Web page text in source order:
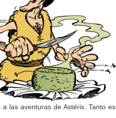
las aventuras de Astérix. Tanto es